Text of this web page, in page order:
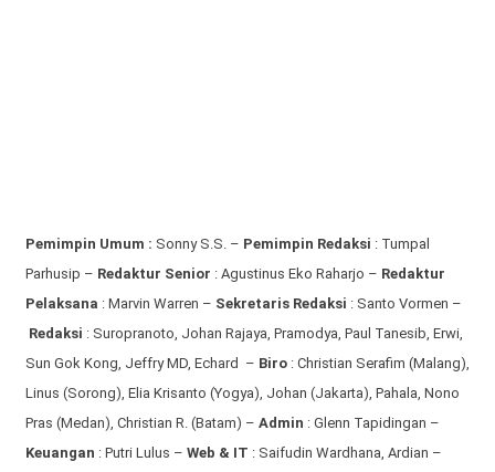
Pemimpin Umum : Sonny S.S. – Pemimpin Redaksi : Tumpal
Parhusip – Redaktur Senior : Agustinus Eko Raharjo – Redaktur
Pelaksana : Marvin Warren – Sekretaris Redaksi : Santo Vormen –
Redaksi : Suropranoto, Johan Rajaya, Pramodya, Paul Tanesib, Erwi,
Sun Gok Kong, Jeffry MD, Echard – Biro: Christian Serafim (Malang),
Linus (Sorong), Elia Krisanto (Yogya), Johan (Jakarta), Pahala, Nono
Pras (Medan), Christian R. (Batam) – Admin : Glenn Tapidingan –
Keuangan : Putri Lulus – Web & IT : Saifudin Wardhana, Ardian –